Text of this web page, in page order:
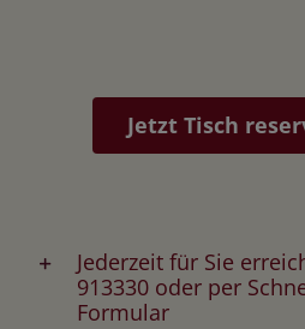
Jetzt Tisch
Jederzeit für Sie
913330 oder per
Formular